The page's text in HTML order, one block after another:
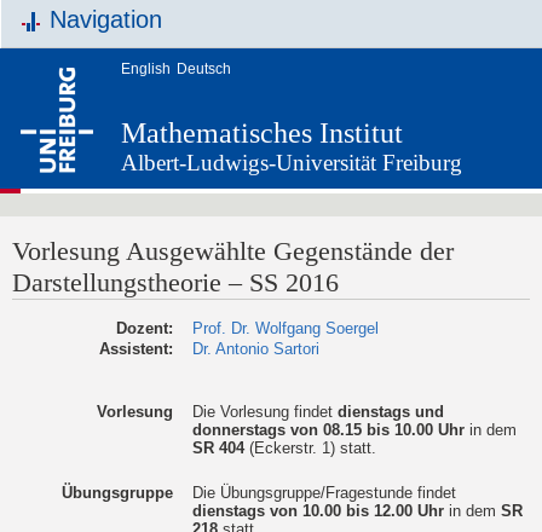
Navigation
English Deutsch
Mathematisches Institut
Albert-Ludwigs-Universität Freiburg
Vorlesung Ausgewählte Gegenstände der
Darstellungstheorie – SS 2016
Dozent:
Prof. Dr. Wolfgang Soergel
Assistent:
Dr. Antonio Sartori
Vorlesung Die Vorlesung findet dienstags und
donnerstags von 08.15 bis 10.00 Uhrin dem
SR 404(Eckerstr. 1) statt.
Übungsgruppe
Die Übungsgruppe/Fragestunde findet
dienstags von 10.00 bis 12.00 Uhrin dem SR